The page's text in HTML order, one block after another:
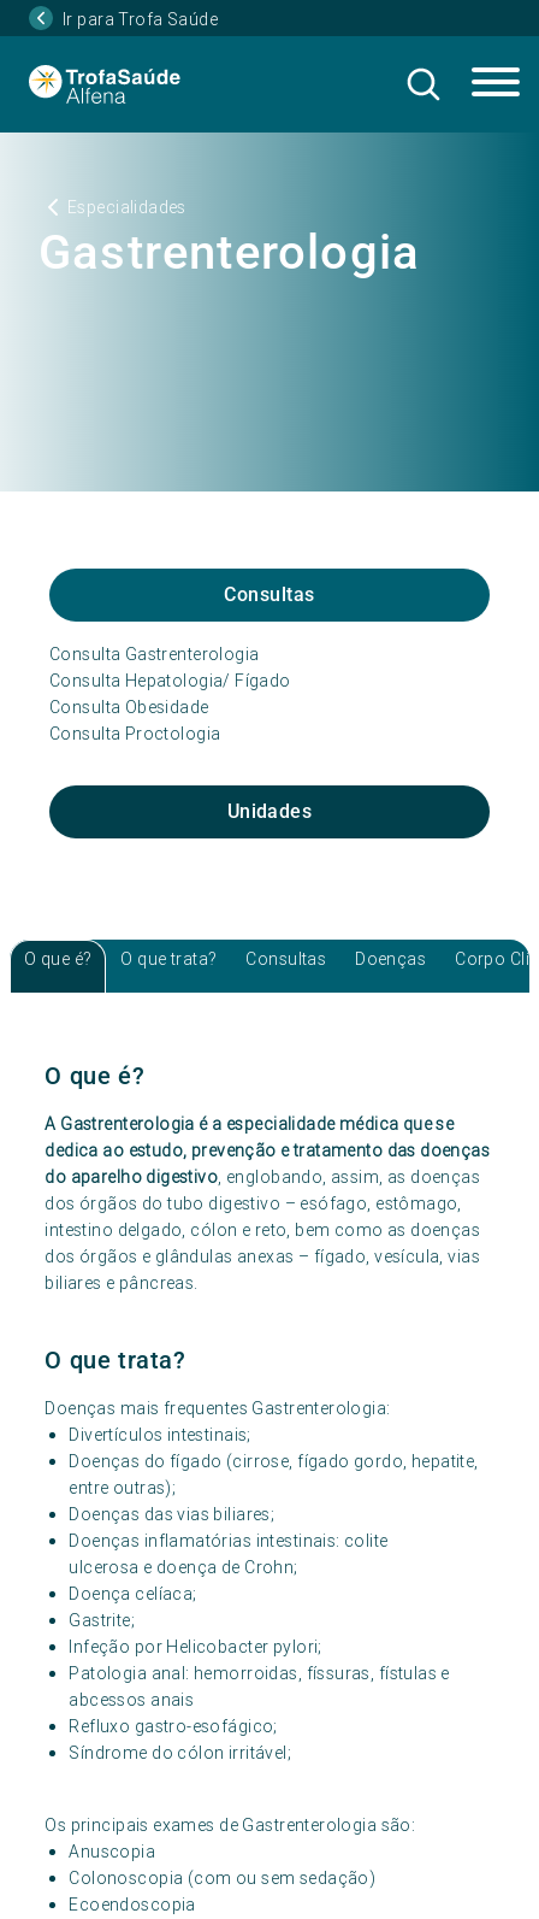
Ir para Trofa Saúde
Especialidades
Gastrenterologia
Consultas
Consulta Gastrenterologia
Consulta Hepatologia/ Fígado
Consulta Obesidade
Consulta Proctologia
Unidades
O que é? O que trata? Consultas Doenças Corpo
O que é?
A Gastrenterologia é a especialidade médica que se
dedica ao estudo, prevenção e tratamento das doenças
do aparelho digestivo, englobando, assim, as doenças
dos órgãos do tubo digestivo – esófago, estômago,
intestino delgado, cólon e reto, bem como as doenças
dos órgãos e glândulas anexas – fígado, vesícula, vias
biliares e pâncreas.
O que trata?
Doenças mais frequentes Gastrenterologia:
Divertículos intestinais;
Doenças do fígado (cirrose, fígado gordo, hepatite,
entre outras);
Doenças das vias biliares;
Doenças inflamatórias intestinais: colite
ulcerosa e doença de Crohn;
Doença celíaca;
Gastrite;
Infeção por Helicobacter pylori;
Patologia anal: hemorroidas, físsuras, fístulas e
abcessos anais
Refluxo gastro-esofágico;
Síndrome do cólon irritável;
Os principais exames de Gastrenterologia são:
Anuscopia
Colonoscopia (com ou sem sedação)
Ecoendoscopia